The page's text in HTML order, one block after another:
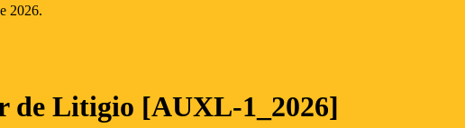
2026.
de Litigio [AUXL-1_2026]